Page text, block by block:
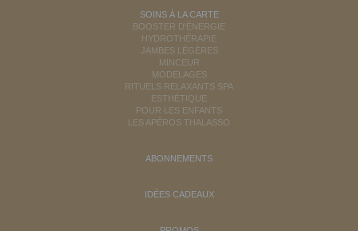
SOINS À LA CARTE
BOOSTER D'ÉNERGIE
HYDROTHÉRAPIE
JAMBES LÉGÈRES
MINCEUR
MODELAGES
RITUELS RELAXANTS SPA
ESTHÉTIQUE
POUR LES ENFANTS
LES APÉROS THALASSO
ABONNEMENTS
IDÉES CADEAUX